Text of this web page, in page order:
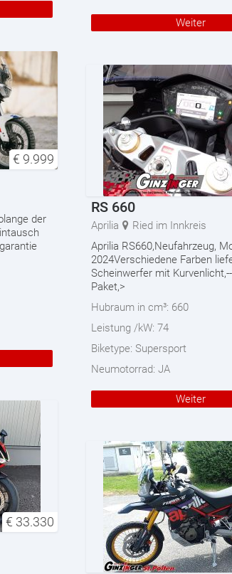
Weiter
€ 9.999
der
RS 660
Aprilia
Ried im Innkreis
Aprilia RS660,Neufahrzeug,
2024Verschiedene Farben
Scheinwerfer mit
Paket,>
Hubraum in cm³: 660
Leistung /kW: 74
Biketype: Supersport
Neumotorrad: JA
Weiter
€ 33.330